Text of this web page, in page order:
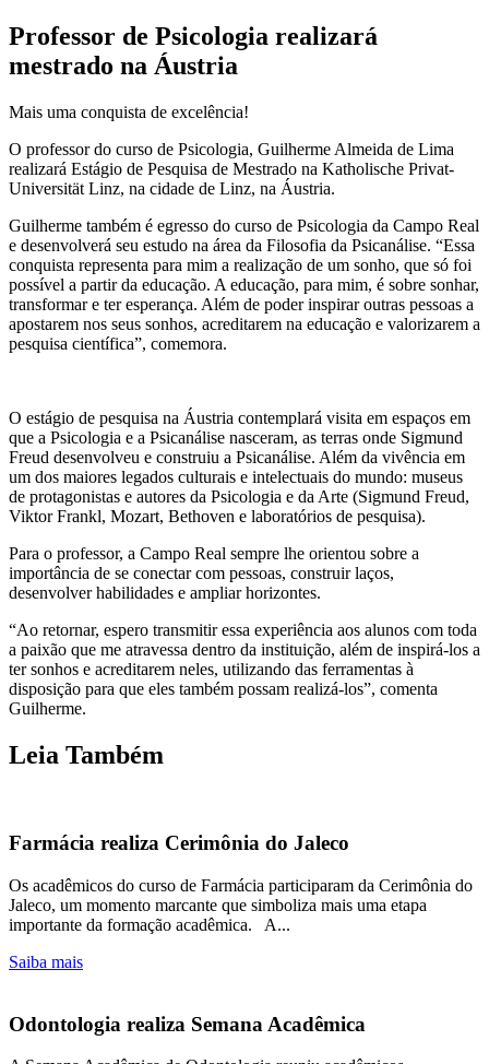
Professor de Psicologia realizará
mestrado na Áustria
Mais uma conquista de excelência!
O professor do curso de Psicologia, Guilherme Almeida de Lima
realizará Estágio de Pesquisa de Mestrado na Katholische Privat-
Universität Linz, na cidade de Linz, na Áustria.
Guilherme também é egresso do curso de Psicologia da Campo Real
e desenvolverá seu estudo na área da Filosofia da Psicanálise. “Essa
conquista representa para mim a realização de um sonho, que só foi
possível a partir da educação. A educação, para mim, é sobre sonhar,
transformar e ter esperança. Além de poder inspirar outras pessoas a
apostarem nos seus sonhos, acreditarem na educação e valorizarem a
pesquisa científica”, comemora.
O estágio de pesquisa na Áustria contemplará visita em espaços em
que a Psicologia e a Psicanálise nasceram, as terras onde Sigmund
Freud desenvolveu e construiu a Psicanálise. Além da vivência em
um dos maiores legados culturais e intelectuais do mundo: museus
de protagonistas e autores da Psicologia e da Arte (Sigmund Freud,
Viktor Frankl, Mozart, Bethoven e laboratórios de pesquisa).
Para o professor, a Campo Real sempre lhe orientou sobre a
importância de se conectar com pessoas, construir laços,
desenvolver habilidades e ampliar horizontes.
“Ao retornar, espero transmitir essa experiência aos alunos com toda
a paixão que me atravessa dentro da instituição, além de inspirá-los a
ter sonhos e acreditarem neles, utilizando das ferramentas à
disposição para que eles também possam realizá-los”, comenta
Guilherme.
Leia Também
Farmácia realiza Cerimônia do Jaleco
Os acadêmicos do curso de Farmácia participaram da Cerimônia do
Jaleco, um momento marcante que simboliza mais uma etapa
importante da formação acadêmica. A...
Saiba mais
Odontologia realiza Semana Acadêmica